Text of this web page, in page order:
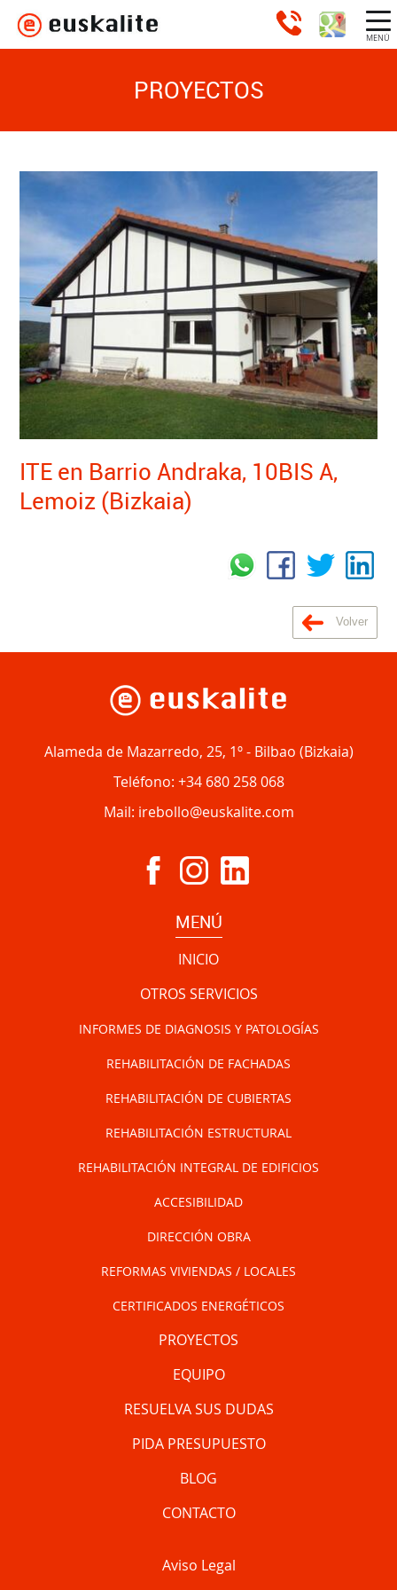
MENÚ
PROYECTOS
ITE en Barrio Andraka, 10BIS A,
Lemoiz (Bizkaia)
Volver
Alameda de Mazarredo, 25, 1º- Bilbao (Bizkaia)
Teléfono: +34 680 258 068
Mail: irebollo@euskalite.com
MENÚ
INICIO
OTROS SERVICIOS
INFORMES DE DIAGNOSIS Y PATOLOGÍAS
REHABILITACIÓN DE FACHADAS
REHABILITACIÓN DE CUBIERTAS
REHABILITACIÓN ESTRUCTURAL
REHABILITACIÓN INTEGRAL DE EDIFICIOS
ACCESIBILIDAD
DIRECCIÓN OBRA
REFORMAS VIVIENDAS / LOCALES
CERTIFICADOS ENERGÉTICOS
PROYECTOS
EQUIPO
RESUELVA SUS DUDAS
PIDA PRESUPUESTO
BLOG
CONTACTO
Aviso Legal